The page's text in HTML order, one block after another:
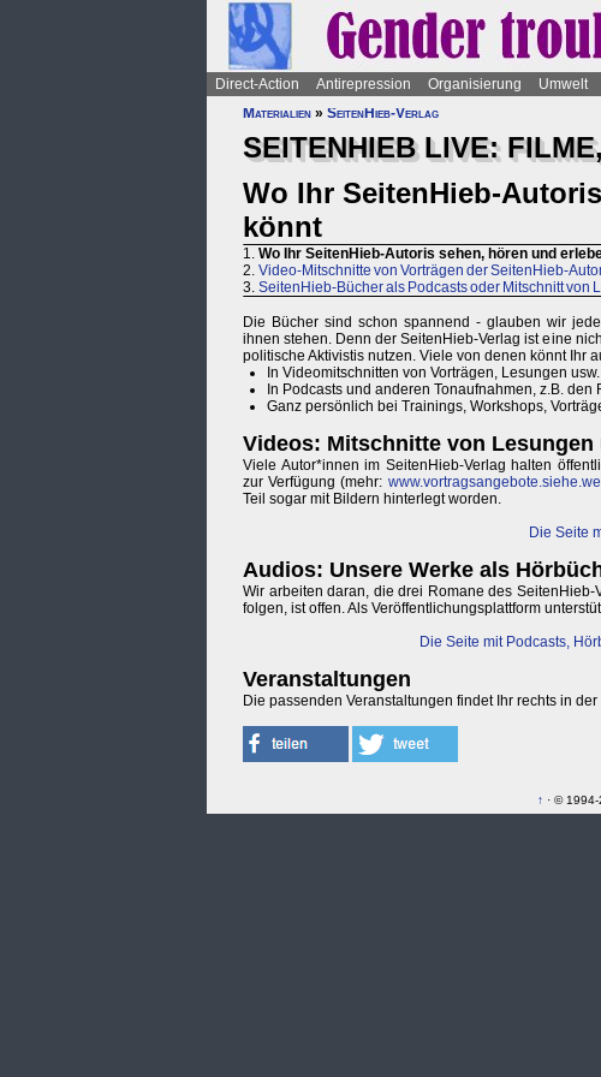
Direct-Action Antirepression Organisierung Umwelt
Materialien » SeitenHieb-Verlag
SEITENHIEB LIVE:
Wo Ihr SeitenHieb-
könnt
1. Wo Ihr SeitenHieb-Autoris sehen, hören und
2. Video-Mitschnitte von Vorträgen der SeitenHieb-
3. SeitenHieb-Bücher als Podcasts oder Mitschnitt von
Die Bücher sind schon spannend - glauben wir
ihnen stehen. Denn der SeitenHieb-Verlag ist eine
politische Aktivistis nutzen. Viele von denen könnt Ihr
In Videomitschnitten von Vorträgen, Lesungen
In Podcasts und anderen Tonaufnahmen, z.B. den
Ganz persönlich bei Trainings, Workshops,
Videos: Mitschnitte von
Viele Autor*innen im SeitenHieb-Verlag halten
zur Verfügung (mehr:
Teil sogar mit Bildern hinterlegt worden.
Die Seite
Audios: Unsere Werke als
Wir arbeiten daran, die drei Romane des
folgen, ist offen. Als Veröffentlichungsplattform
Die Seite mit Podcasts,
Veranstaltungen
Die passenden Veranstaltungen findet Ihr rechts in
↑ · ©